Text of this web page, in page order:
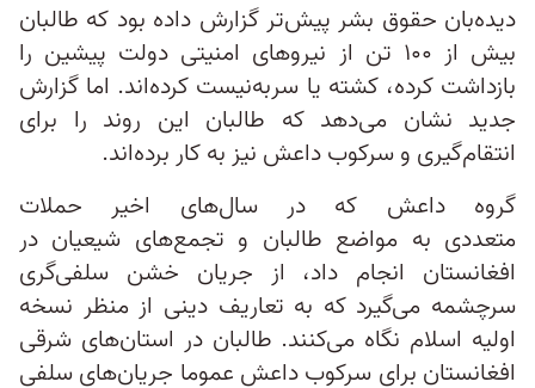
دیده‌بان حقوق بشر پیش‌تر گزارش داده بود که طالبان
بیش از ۱۰۰ تن از نیروهای امنیتی دولت پیشین را
بازداشت کرده، کشته یا سربه‌نیست کرده‌اند. اما گزارش
جدید نشان می‌دهد که طالبان این روند را برای
انتقام‌گیری و سرکوب داعش نیز به کار برده‌اند.
گروه داعش که در سال‌های اخیر حملات
متعددی به مواضع طالبان و تجمع‌های شیعیان در
افغانستان انجام داد، از جریان خشن سلفی‌گری
سرچشمه می‌گیرد که به تعاریف دینی از منظر نسخه
اولیه اسلام نگاه می‌کنند. طالبان در استان‌های شرقی
افغانستان برای سرکوب داعش عموما جریان‌های سلفی